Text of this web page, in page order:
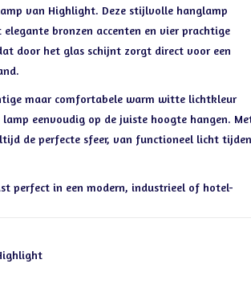
van Highlight. Deze stijlvolle hanglamp
bronzen accenten en vier prachtige
door het glas schijnt zorgt direct voor een
maar comfortabele warm witte lichtkleur
eenvoudig op de juiste hoogte hangen.
de perfecte sfeer, van functioneel licht
perfect in een modern, industrieel of hotel-